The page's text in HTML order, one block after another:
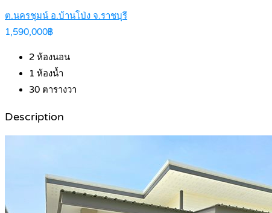
ต.นครชุมน์ อ.บ้านโป่ง จ.ราชบุรี
1,590,000฿
2 ห้องนอน
1 ห้องน้ำ
30 ตารางวา
Description